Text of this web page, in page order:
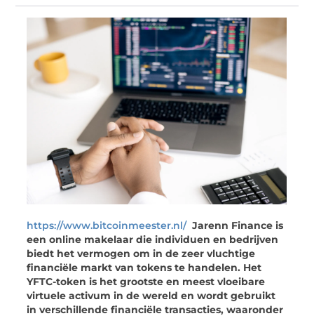
https://www.bitcoinmeester.nl/Jarenn Finance is
een online makelaar die individuen en bedrijven
biedt het vermogen om in de zeer vluchtige
financiële markt van tokens te handelen. Het
YFTC-token is het grootste en meest vloeibare
virtuele activum in de wereld en wordt gebruikt
in verschillende financiële transacties, waaronder